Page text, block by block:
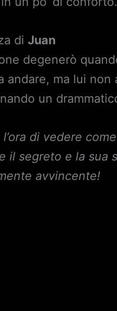
diJuan
degenerò
andare, ma lui
un
di vedere come
il segreto e la sua
avvincente!